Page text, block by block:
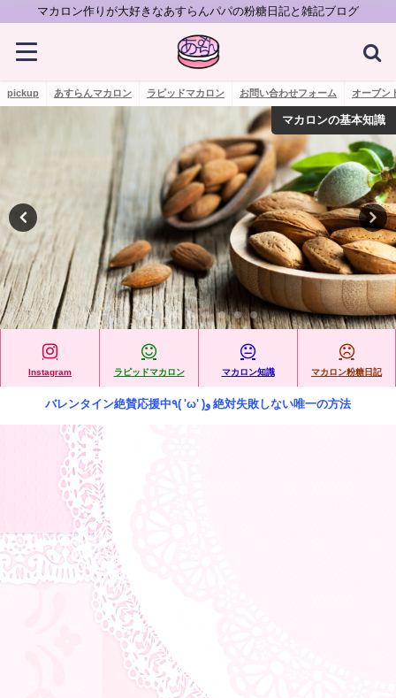
マカロン作りが大好きなあすらんパパの粉糖日記と雑記ブログ
pickup あすらんマカロン ラピッドマカロン お問い合わせフォーム オーブン
マカロン粉糖日記
Instagram ラピッドマカロン マカロン知識 マカロン粉糖日記
バレンタイン絶賛応援中٩( 'ω' )و 絶対失敗しない唯一の方法